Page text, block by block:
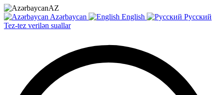
AZ
Azərbaycan
English
Русский
Tez-tez verilən suallar